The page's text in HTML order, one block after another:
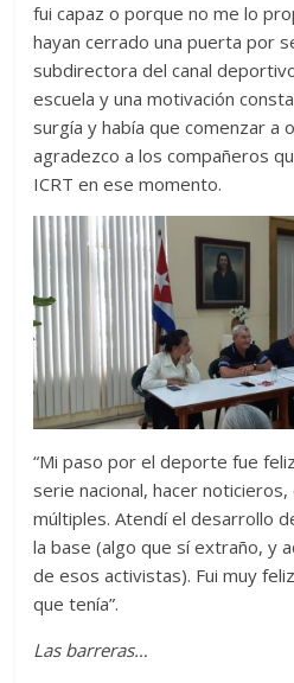
fui capaz o porque no me lo
hayan cerrado una puerta por
subdirectora del canal
escuela y una motivación
surgía y había que comenzar a
agradezco a los compañeros
ICRT en ese momento.
“Mi paso por el deporte fue
serie nacional, hacer
múltiples. Atendí el desarrollo
la base (algo que sí extraño, y
de esos activistas). Fui muy
que tenía”.
Las barreras…